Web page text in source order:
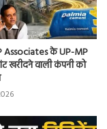
Associates के UP-MP
खरीदने वाली कंपनी को